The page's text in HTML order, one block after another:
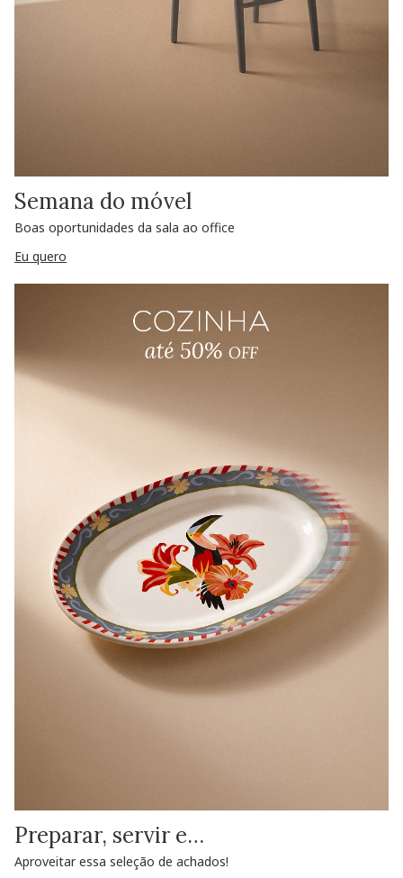
Semana do móvel
Boas oportunidades da sala ao office
Eu quero
Preparar, servir e…
Aproveitar essa seleção de achados!